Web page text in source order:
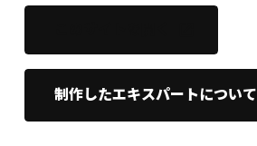
制作したエキスパートについて